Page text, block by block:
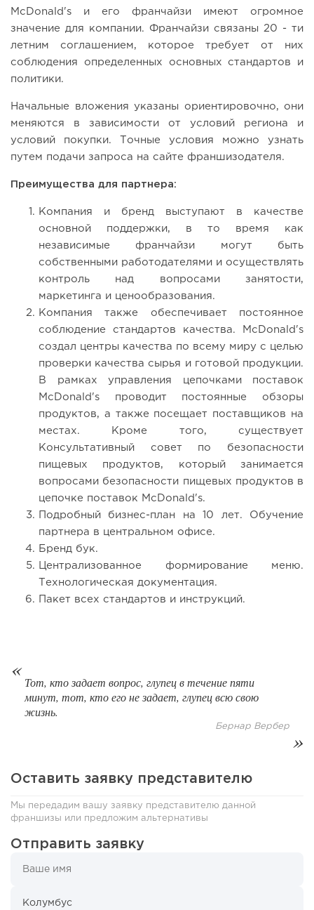
McDonald's и его франчайзи имеют огромное
значение для компании. Франчайзи связаны 20 - ти
летним соглашением, которое требует от них
соблюдения определенных основных стандартов и
политики.
Начальные вложения указаны ориентировочно, они
меняются в зависимости от условий региона и
условий покупки. Точные условия можно узнать
путем подачи запроса на сайте франшизодателя.
Преимущества для партнера:
Компания и бренд выступают в качестве
основной поддержки, в то время как
независимые франчайзи могут быть
собственными работодателями и осуществлять
контроль над вопросами занятости,
маркетинга и ценообразования.
Компания также обеспечивает постоянное
соблюдение стандартов качества. McDonald's
создал центры качества по всему миру с целью
проверки качества сырья и готовой продукции.
В рамках управления цепочками поставок
McDonald's проводит постоянные обзоры
продуктов, а также посещает поставщиков на
местах. Кроме того, существует
Консультативный совет по безопасности
пищевых продуктов, который занимается
вопросами безопасности пищевых продуктов в
цепочке поставок McDonald's.
Подробный бизнес-план на 10 лет. Обучение
партнера в центральном офисе.
Бренд бук.
Централизованное формирование меню.
Технологическая документация.
Пакет всех стандартов и инструкций.
Тот, кто задает вопрос, глупец в течение пяти
минут, тот, кто его не задает, глупец всю свою
жизнь.
Бернар Вербер
Оставить заявку представителю
Мы передадим вашу заявку представителю данной
франшизы или предложим альтернативы
Отправить заявку